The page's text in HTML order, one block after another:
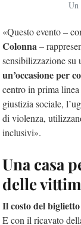
Un
«Questo evento –
Colonna–
sensibilizzazione su
un’occasione per
centro in prima
giustizia sociale,
di violenza,
inclusivi».
Una casa
delle
Il costo del biglietto
E con il ricavato